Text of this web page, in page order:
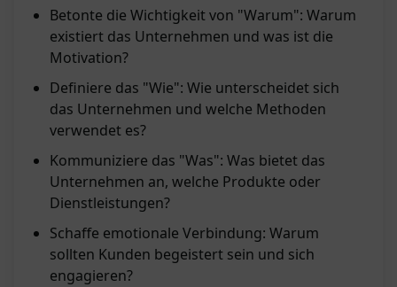
Betonte die Wichtigkeit von "Warum": Warum
existiert das Unternehmen und was ist die
Motivation?
Definiere das "Wie": Wie unterscheidet sich
das Unternehmen und welche Methoden
verwendet es?
Kommuniziere das "Was": Was bietet das
Unternehmen an, welche Produkte oder
Dienstleistungen?
Schaffe emotionale Verbindung: Warum
sollten Kunden begeistert sein und sich
engagieren?